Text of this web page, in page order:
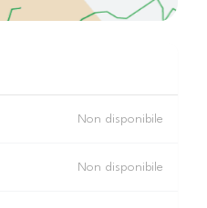
Non disponibile
Non disponibile